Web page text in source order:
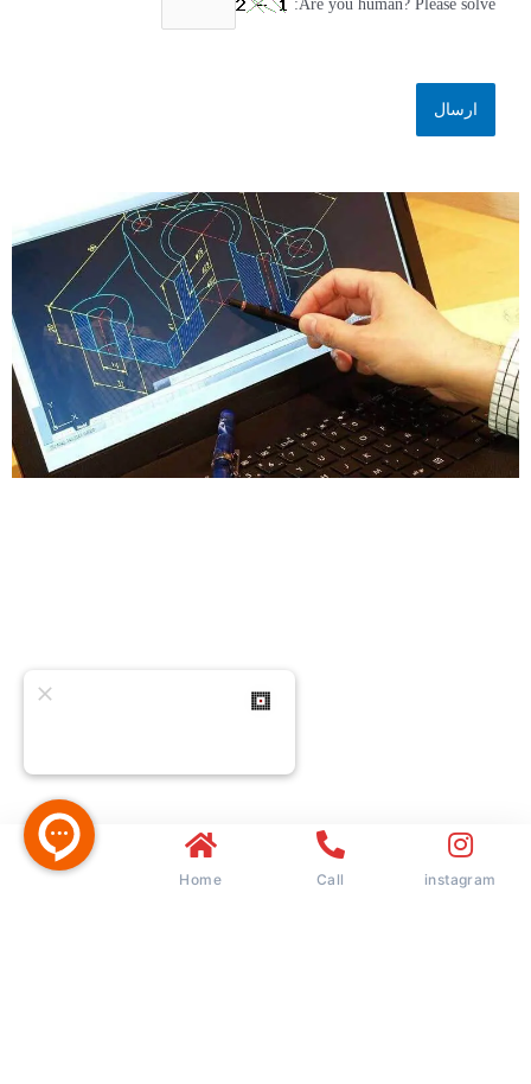
Are you human? Please solve:
instagram
Call
Home
…